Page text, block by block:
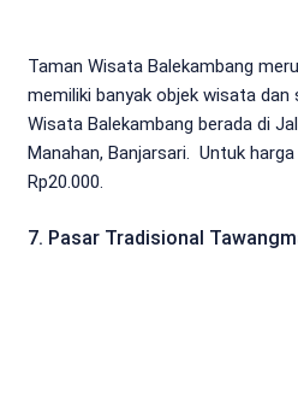
Taman Wisata Balekambang
memiliki banyak objek wisata
Wisata Balekambang berada di
Manahan, Banjarsari. Untuk
Rp20.000.
7. Pasar Tradisional